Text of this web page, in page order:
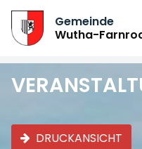
Gemeinde
Wutha-
DRUCKANSICHT